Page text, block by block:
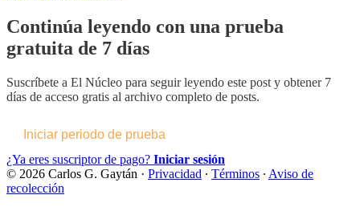
Continúa leyendo con una prueba
gratuita de 7 días
Suscríbete a El Núcleo para seguir leyendo este post y obtener 7
días de acceso gratis al archivo completo de posts.
Iniciar periodo de prueba
¿Ya eres suscriptor de pago? Iniciar sesión
© 2026 Carlos G. Gaytán · Privacidad ∙ Términos ∙ Aviso de
recolección